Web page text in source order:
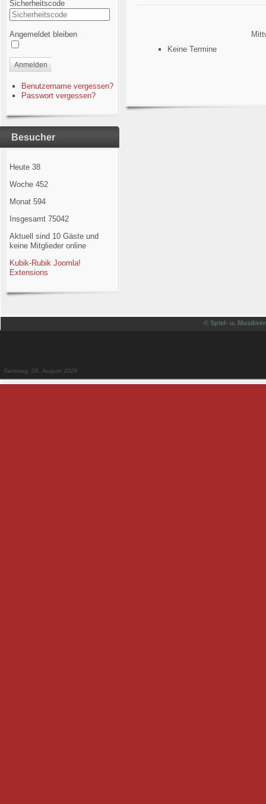
Sicherheitscode
Angemeldet bleiben
Anmelden
Benutzername vergessen?
Passwort vergessen?
Besucher
Heute 38
Woche 452
Monat 594
Insgesamt 75042
Aktuell sind 10 Gäste und
keine Mitglieder online
Kubik-Rubik Joomla!
Extensions
Keine Termine
© Spiel- u.
Samstag, 08. August 2026